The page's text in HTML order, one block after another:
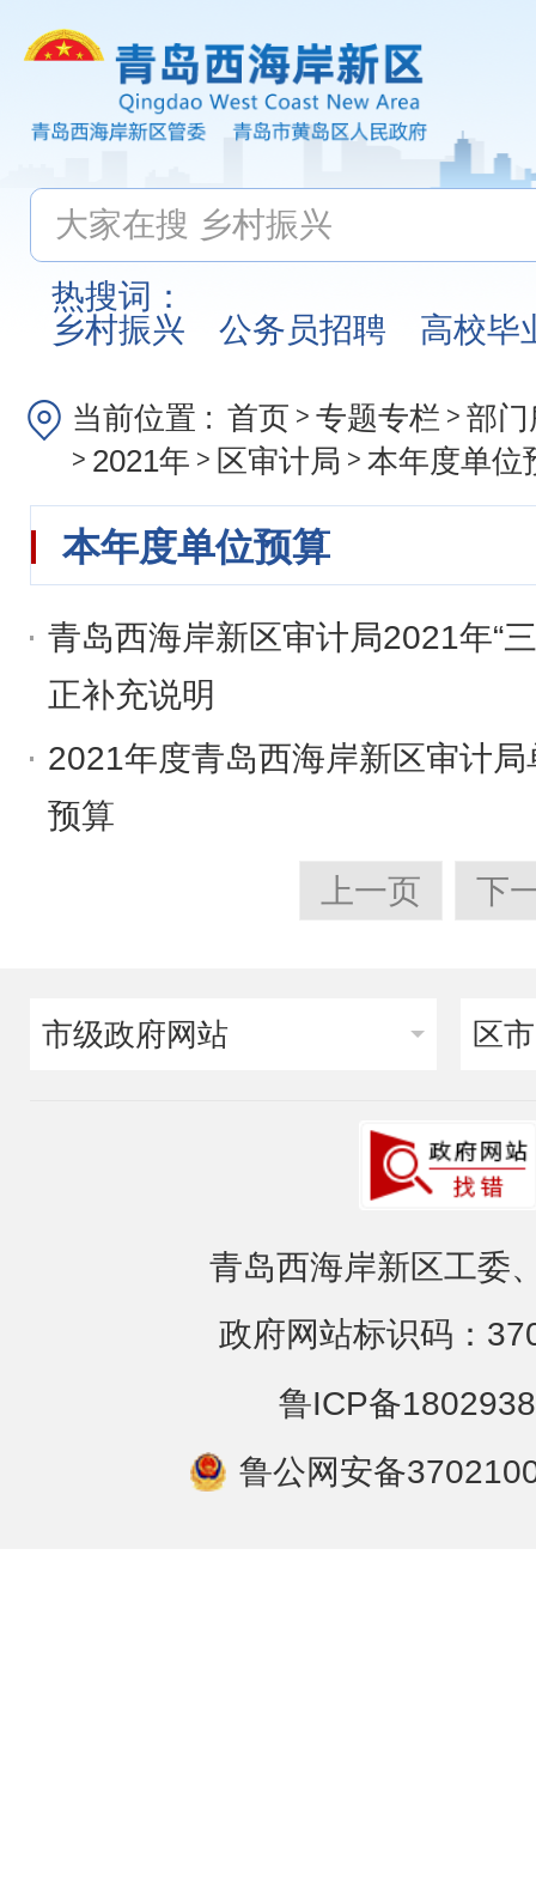
热搜词：
乡村振兴
公务员招聘 高校毕
当前位置 : 首页 > 专题专栏 > 部
> 2021年 > 区审计局 > 本年度单位
本年度单位预算
青岛西海岸新区审计局2021年“
正补充说明
2021年度青岛西海岸新区审计局
预算
上一页 下
市级政府网站 区
青岛西海岸新区工委
政府网站标识码：
鲁ICP备
鲁公网安备